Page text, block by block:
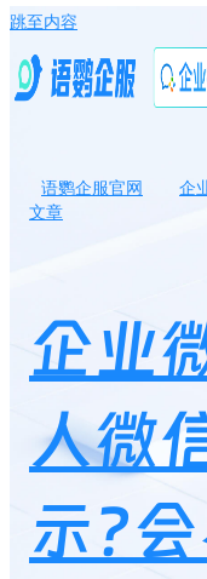
跳至内容
语鹦企服官网 企
文章
企业
人微
示?